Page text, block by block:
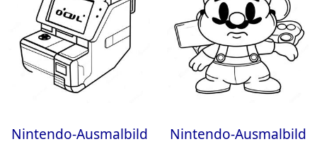
Nintendo-Ausmalbild Nintendo-Ausmalbild